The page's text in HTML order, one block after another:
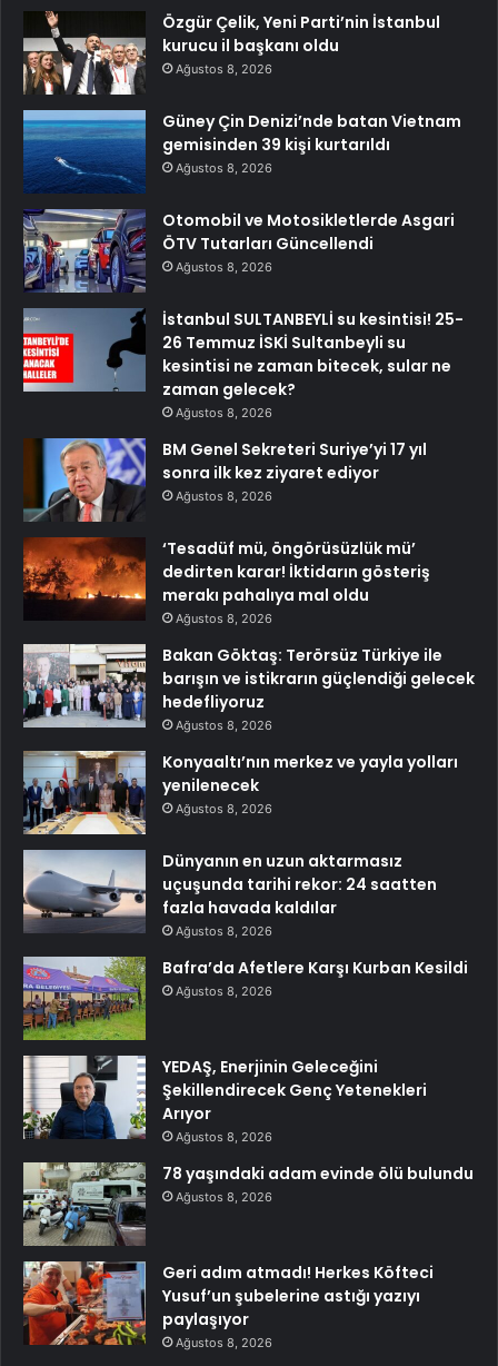
Özgür Çelik, Yeni Parti’nin İstanbul
kurucu il başkanı oldu
Ağustos 8, 2026
Güney Çin Denizi’nde batan Vietnam
gemisinden 39 kişi kurtarıldı
Ağustos 8, 2026
Otomobil ve Motosikletlerde Asgari
ÖTV Tutarları Güncellendi
Ağustos 8, 2026
İstanbul SULTANBEYLİ su kesintisi! 25-
26 Temmuz İSKİ Sultanbeyli su
kesintisi ne zaman bitecek, sular ne
zaman gelecek?
Ağustos 8, 2026
BM Genel Sekreteri Suriye’yi 17 yıl
sonra ilk kez ziyaret ediyor
Ağustos 8, 2026
‘Tesadüf mü, öngörüsüzlük mü’
dedirten karar! İktidarın gösteriş
merakı pahalıya mal oldu
Ağustos 8, 2026
Bakan Göktaş: Terörsüz Türkiye ile
barışın ve istikrarın güçlendiği gelecek
hedefliyoruz
Ağustos 8, 2026
Konyaaltı’nın merkez ve yayla yolları
yenilenecek
Ağustos 8, 2026
Dünyanın en uzun aktarmasız
uçuşunda tarihi rekor: 24 saatten
fazla havada kaldılar
Ağustos 8, 2026
Bafra’da Afetlere Karşı Kurban Kesildi
Ağustos 8, 2026
YEDAŞ, Enerjinin Geleceğini
Şekillendirecek Genç Yetenekleri
Arıyor
Ağustos 8, 2026
78 yaşındaki adam evinde ölü bulundu
Ağustos 8, 2026
Geri adım atmadı! Herkes Köfteci
Yusuf’un şubelerine astığı yazıyı
paylaşıyor
Ağustos 8, 2026